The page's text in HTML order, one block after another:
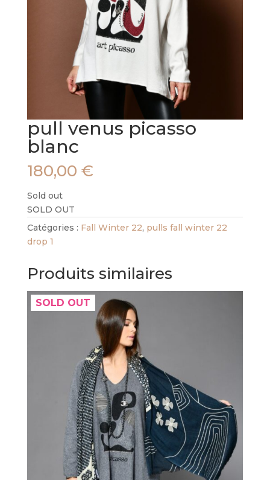
pull venus picasso
blanc
180,00 €
Sold out
SOLD OUT
Catégories : Fall Winter 22, pulls fall winter 22
drop 1
Produits similaires
SOLD OUT